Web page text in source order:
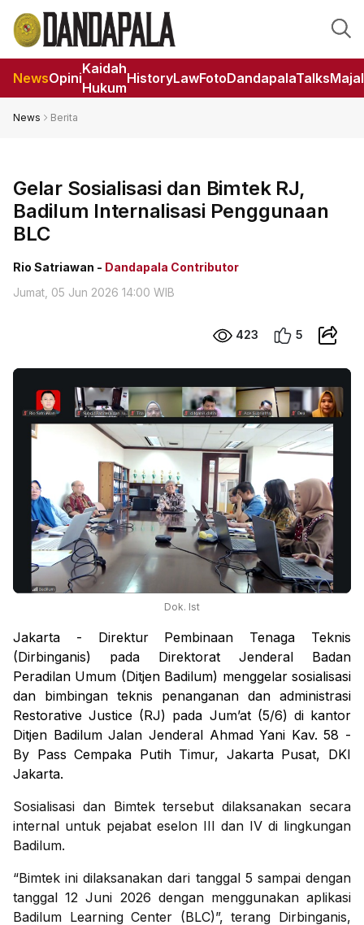
NewsOpini
Kaidah
Hukum
HistoryLawFotoDandapalaTalks
News Berita
Gelar Sosialisasi dan Bimtek RJ,
Badilum Internalisasi Penggunaan
BLC
Rio Satriawan - Dandapala Contributor
Jumat, 05 Jun 2026 14:00 WIB
423 5
Dok. Ist
Jakarta - Direktur Pembinaan Tenaga Teknis
(Dirbinganis) pada Direktorat Jenderal Badan
Peradilan Umum (Ditjen Badilum) menggelar sosialisasi
dan bimbingan teknis penanganan dan administrasi
Restorative Justice (RJ) pada Jum’at (5/6) di kantor
Ditjen Badilum Jalan Jenderal Ahmad Yani Kav. 58 -
By Pass Cempaka Putih Timur, Jakarta Pusat, DKI
Jakarta.
Sosialisasi dan Bimtek tersebut dilaksanakan secara
internal untuk pejabat eselon III dan IV di lingkungan
Badilum.
“Bimtek ini dilaksanakan dari tanggal 5 sampai dengan
tanggal 12 Juni 2026 dengan menggunakan aplikasi
Badilum Learning Center (BLC)”, terang Dirbinganis,